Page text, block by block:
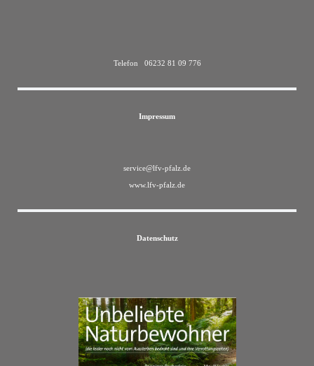
Telefon 06232 81 09 776
Impressum
service@lfv-pfalz.de
www.lfv-pfalz.de
Datenschutz